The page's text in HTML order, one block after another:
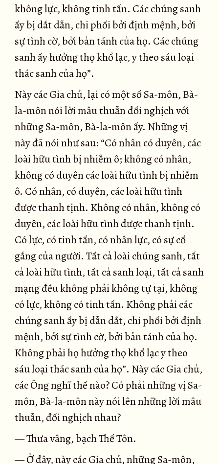
không lực, không tinh tấn. Các chúng sanh
ấy bị dắt dẫn, chi phối bởi định mệnh, bởi
sự tình cờ, bởi bản tánh của họ. Các chúng
sanh ấy hưởng thọ khổ lạc, y theo sáu loại
thác sanh của họ”.
Này các Gia chủ, lại có một số Sa-môn, Bà-
la-môn nói lời mâu thuẫn đối nghịch với
những Sa-môn, Bà-la-môn ấy. Những vị
này đã nói như sau: “Có nhân có duyên, các
loài hữu tình bị nhiễm ô; không có nhân,
không có duyên các loài hữu tình bị nhiễm
ô. Có nhân, có duyên, các loài hữu tình
được thanh tịnh. Không có nhân, không có
duyên, các loài hữu tình được thanh tịnh.
Có lực, có tinh tấn, có nhân lực, có sự cố
gắng của người. Tất cả loài chúng sanh, tất
cả loài hữu tình, tất cả sanh loại, tất cả sanh
mạng đều không phải không tự tại, không
có lực, không có tinh tấn. Không phải các
chúng sanh ấy bị dẫn dắt, chi phối bởi định
mệnh, bởi sự tình cờ, bởi bản tánh của họ.
Không phải họ hưởng thọ khổ lạc y theo
sáu loại thác sanh của họ”. Này các Gia chủ,
các Ông nghĩ thế nào? Có phải những vị Sa-
môn, Bà-la-môn này nói lên những lời mâu
thuẫn, đối nghịch nhau?
— Thưa vâng, bạch Thế Tôn.
— Ở đây, này các Gia chủ, những Sa-môn,